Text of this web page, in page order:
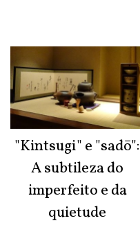
"Kintsugi" e "sadō":
A subtileza do
imperfeito e da
quietude